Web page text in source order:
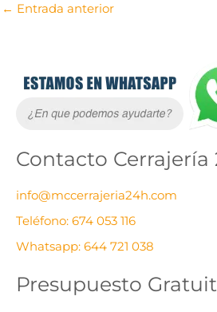
← Entrada anterior
Contacto Cerrajería
info@mccerrajeria24h.com
Teléfono: 674 053 116
Whatsapp: 644 721 038
Presupuesto
g
s
i